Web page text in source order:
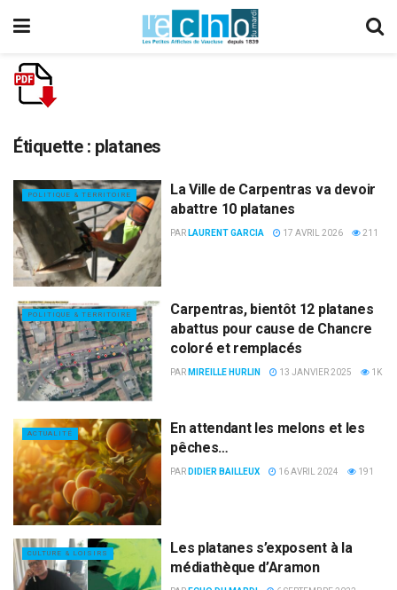
Étiquette : platanes
POLITIQUE & TERRITOIRE
La Ville de Carpentras va devoir
abattre 10 platanes
PAR LAURENT GARCIA 17 AVRIL 2026 211
POLITIQUE & TERRITOIRE
Carpentras, bientôt 12 platanes
abattus pour cause de Chancre
coloré et remplacés
PAR MIREILLE HURLIN 13 JANVIER 2025 1K
ACTUALITÉ
En attendant les melons et les
pêches…
PAR DIDIER BAILLEUX 16 AVRIL 2024 191
CULTURE & LOISIRS
Les platanes s’exposent à la
médiathèque d’Aramon